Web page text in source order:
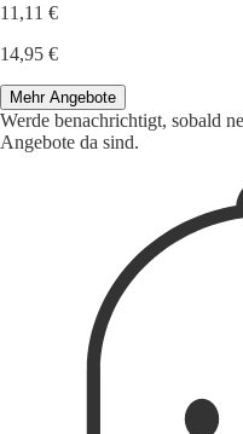
11,11 €
14,95 €
Mehr Angebote
Werde benachrichtigt, sobald
Angebote da sind.